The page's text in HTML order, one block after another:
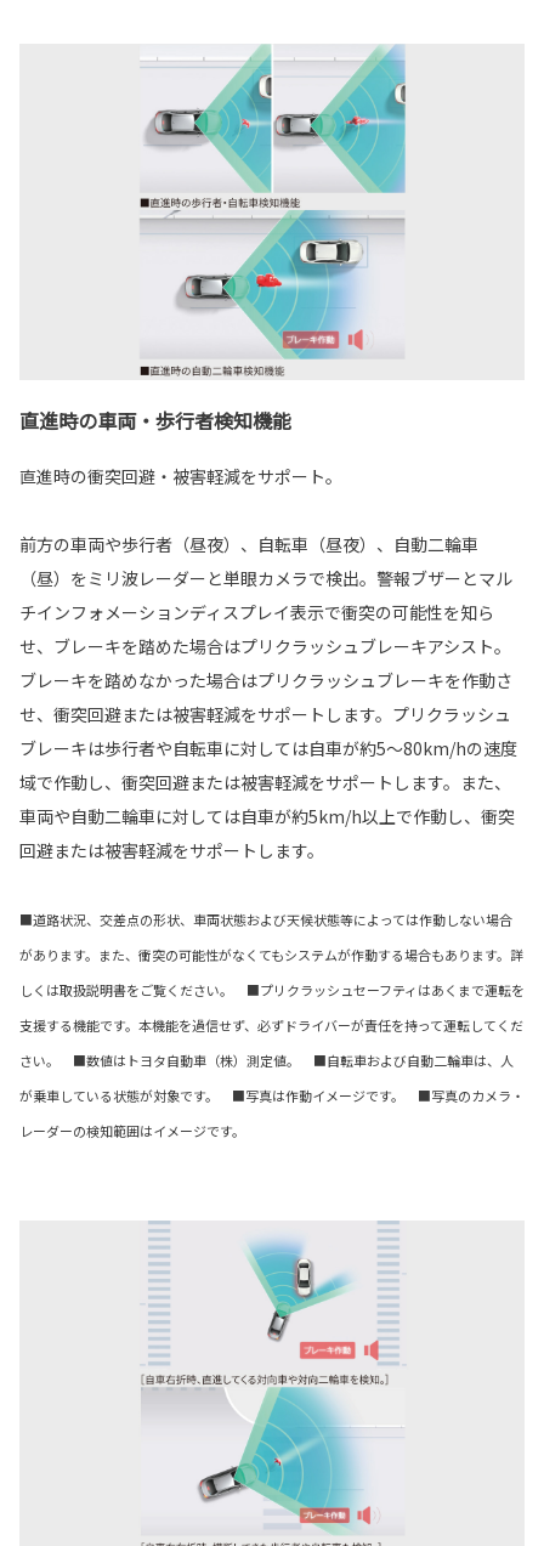
直進時の車両・歩行者検知機能
直進時の衝突回避・被害軽減をサポート。
前方の車両や歩行者（昼夜）、自転車（昼夜）、自動二輪車
（昼）をミリ波レーダーと単眼カメラで検出。警報ブザーとマル
チインフォメーションディスプレイ表示で衝突の可能性を知ら
せ、ブレーキを踏めた場合はプリクラッシュブレーキアシスト。
ブレーキを踏めなかった場合はプリクラッシュブレーキを作動さ
せ、衝突回避または被害軽減をサポートします。プリクラッシュ
ブレーキは歩行者や自転車に対しては自車が約5〜80km/hの速度
域で作動し、衝突回避または被害軽減をサポートします。また、
車両や自動二輪車に対しては自車が約5km/h以上で作動し、衝突
回避または被害軽減をサポートします。
■道路状況、交差点の形状、車両状態および天候状態等によっては作動しない場合
があります。また、衝突の可能性がなくてもシステムが作動する場合もあります。詳
しくは取扱説明書をご覧ください。 ■プリクラッシュセーフティはあくまで運転を
支援する機能です。本機能を過信せず、必ずドライバーが責任を持って運転してくだ
さい。 ■数値はトヨタ自動車（株）測定値。 ■自転車および自動二輪車は、人
が乗車している状態が対象です。 ■写真は作動イメージです。 ■写真のカメラ・
レーダーの検知範囲はイメージです。